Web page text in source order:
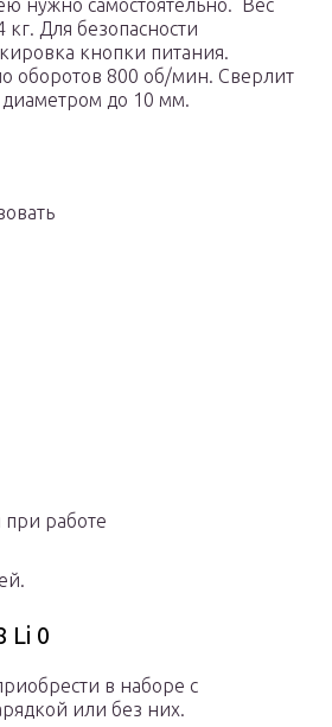
нужно самостоятельно. Вес
кг. Для безопасности
кнопки питания.
оборотов 800 об/мин. Сверлит
диаметром до 10 мм.
при работе
Li 0
в наборе с
или без них.